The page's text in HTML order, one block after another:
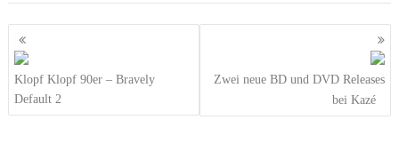
Beitragsnavigation
Klopf Klopf 90er – Bravely
Default 2
Zwei neue BD und DVD Releases
bei Kazé